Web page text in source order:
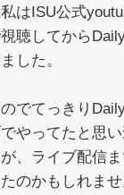
はISU公式
聴してから
した。
でてっきり
やってたと思
、ライブ配信
のかもしれませ